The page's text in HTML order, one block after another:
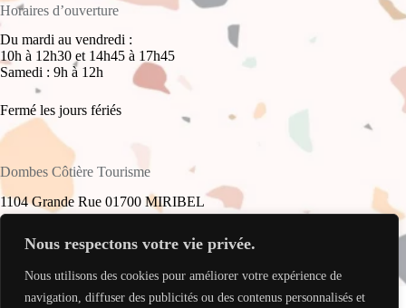
Nous respectons votre vie privée.
Nous utilisons des cookies pour améliorer votre expérience de
navigation, diffuser des publicités ou des contenus personnalisés et
Horaires d’ouverture
Du mardi au vendredi :
10h à 12h30 et 14h45 à 17h45
Samedi : 9h à 12h
Fermé les jours fériés
Dombes Côtière Tourisme
1104 Grande Rue 01700 MIRIBEL
+33(0)4 78 55 61 16
accueil@dombes-cotiere-tourisme.fr
Copyright © 2026 - Site réalisé parMy Freelance Rocks.